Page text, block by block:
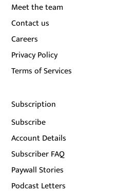
Meet the team
Contact us
Careers
Privacy Policy
Terms of Services
Subscription
Subscribe
Account Details
Subscriber FAQ
Paywall Stories
Podcast Letters